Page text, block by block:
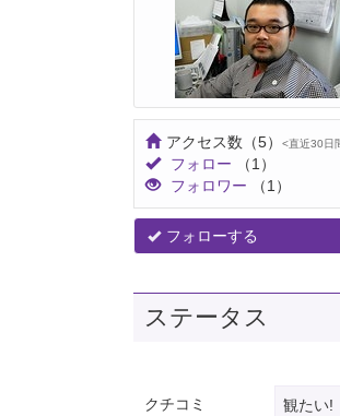
アクセス数 （5） <直近30日
フォロー
（1）
フォロワー
（1）
フォローする
ステータス
クチコミ
観たい!